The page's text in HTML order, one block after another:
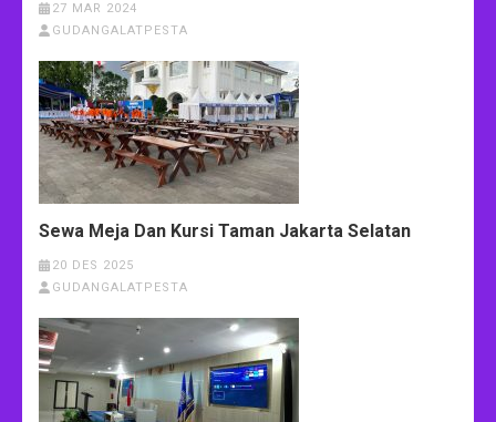
27 MAR 2024
GUDANGALATPESTA
Sewa Meja Dan Kursi Taman Jakarta Selatan
20 DES 2025
GUDANGALATPESTA